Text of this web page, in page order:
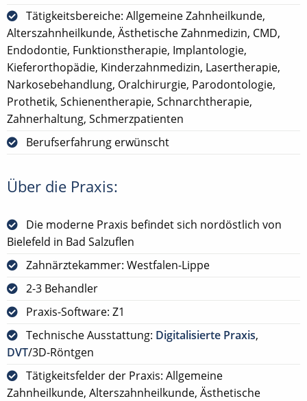
Tätigkeitsbereiche: Allgemeine Zahnheilkunde,
Alterszahnheilkunde, Ästhetische Zahnmedizin, CMD,
Endodontie, Funktionstherapie, Implantologie,
Kieferorthopädie, Kinderzahnmedizin, Lasertherapie,
Narkosebehandlung, Oralchirurgie, Parodontologie,
Prothetik, Schienentherapie, Schnarchtherapie,
Zahnerhaltung, Schmerzpatienten
Berufserfahrung erwünscht
Über die Praxis:
Die moderne Praxis befindet sich nordöstlich von
Bielefeld in Bad Salzuflen
Zahnärztekammer: Westfalen-Lippe
2-3 Behandler
Praxis-Software: Z1
Technische Ausstattung: Digitalisierte Praxis,
DVT/3D-Röntgen
Tätigkeitsfelder der Praxis: Allgemeine
Zahnheilkunde, Alterszahnheilkunde, Ästhetische